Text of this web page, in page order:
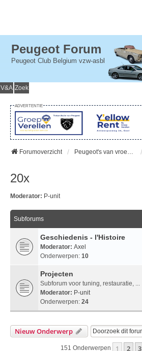
Peugeot Forum
Peugeot Club Belgium vzw-asbl
V&A Zoek
ADVERTENTIE
Forumoverzicht Peugeot's van vroeger (> 15 jaar) - Peugeot du passé (> 15 ans)
20x
Moderator: P-unit
Subforums
Geschiedenis - l'Histoire
Moderator: Axel
Onderwerpen: 10
Projecten
Subforum voor tuning, restauratie, ...
Moderator: P-unit
Onderwerpen: 24
Nieuw Onderwerp
151 Onderwerpen 1 2 3